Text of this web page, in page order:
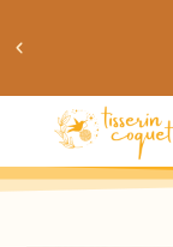
obtiens 20%